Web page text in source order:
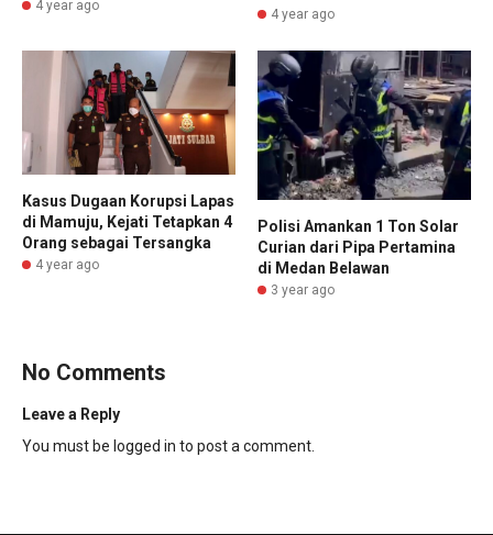
4 year ago
4 year ago
Kasus Dugaan Korupsi Lapas
di Mamuju, Kejati Tetapkan 4
Orang sebagai Tersangka
4 year ago
Polisi Amankan 1 Ton Solar
Curian dari Pipa Pertamina
di Medan Belawan
3 year ago
No Comments
Leave a Reply
You must be logged in to post a comment.